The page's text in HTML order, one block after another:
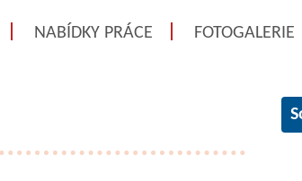
NABÍDKY PRÁCE FOTOGALERIE